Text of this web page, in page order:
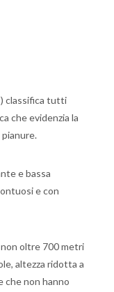
classifica tutti
che evidenzia la
e bassa
e con
oltre 700 metri
altezza ridotta a
che non hanno